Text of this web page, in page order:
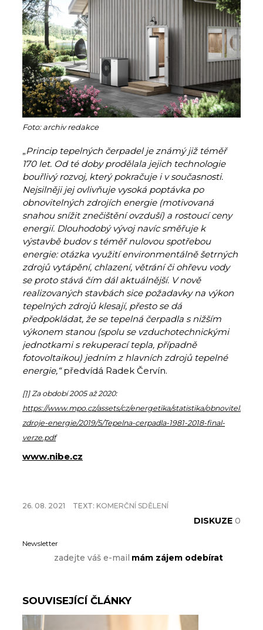
Foto: archiv redakce
„Princip tepelných čerpadel je známý již téměř
170 let. Od té doby prodělala jejich technologie
bouřlivý rozvoj, který pokračuje i v současnosti.
Nejsilněji jej ovlivňuje vysoká poptávka po
obnovitelných zdrojích energie (motivovaná
snahou snížit znečištění ovzduší) a rostoucí ceny
energií. Dlouhodobý vývoj navíc směřuje k
výstavbě budov s téměř nulovou spotřebou
energie: otázka využití environmentálně šetrných
zdrojů vytápění, chlazení, větrání či ohřevu vody
se proto stává čím dál aktuálnější. V nově
realizovaných stavbách sice požadavky na výkon
tepelných zdrojů klesají, přesto se dá
předpokládat, že se tepelná čerpadla s nižším
výkonem stanou (spolu se vzduchotechnickými
jednotkami s rekuperací tepla, případně
fotovoltaikou) jedním z hlavních zdrojů tepelné
energie,“předvídá Radek Červín.
[1]Za období 2005 až 2020:
https://www.mpo.cz/assets/cz/energetika/statistika/obnovitelne-
zdroje-energie/2019/5/Tepelna-cerpadla-1981-2018-final-
verze.pdf
www.nibe.cz
26. 08. 2021 TEXT: KOMERČNÍ SDĚLENÍ
DISKUZE 0
Newsletter
SOUVISEJÍCÍ ČLÁNKY